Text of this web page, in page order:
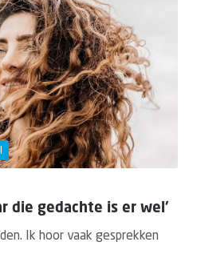
die gedachte is er wel’
Ik hoor vaak gesprekken